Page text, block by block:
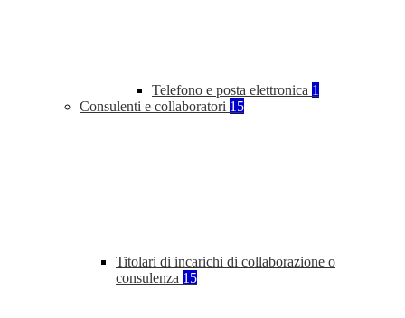
Telefono e posta elettronica 1
Consulenti e collaboratori 15
Titolari di incarichi di collaborazione o
consulenza 15